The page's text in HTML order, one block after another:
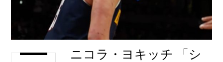
ニコラ・ヨキッチ 「シ